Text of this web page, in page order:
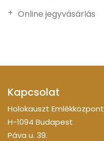
Online jegyvásárlás
Kapcsolat
Holokauszt Emlékközpont
H-1094 Budapest
Páva u. 39.